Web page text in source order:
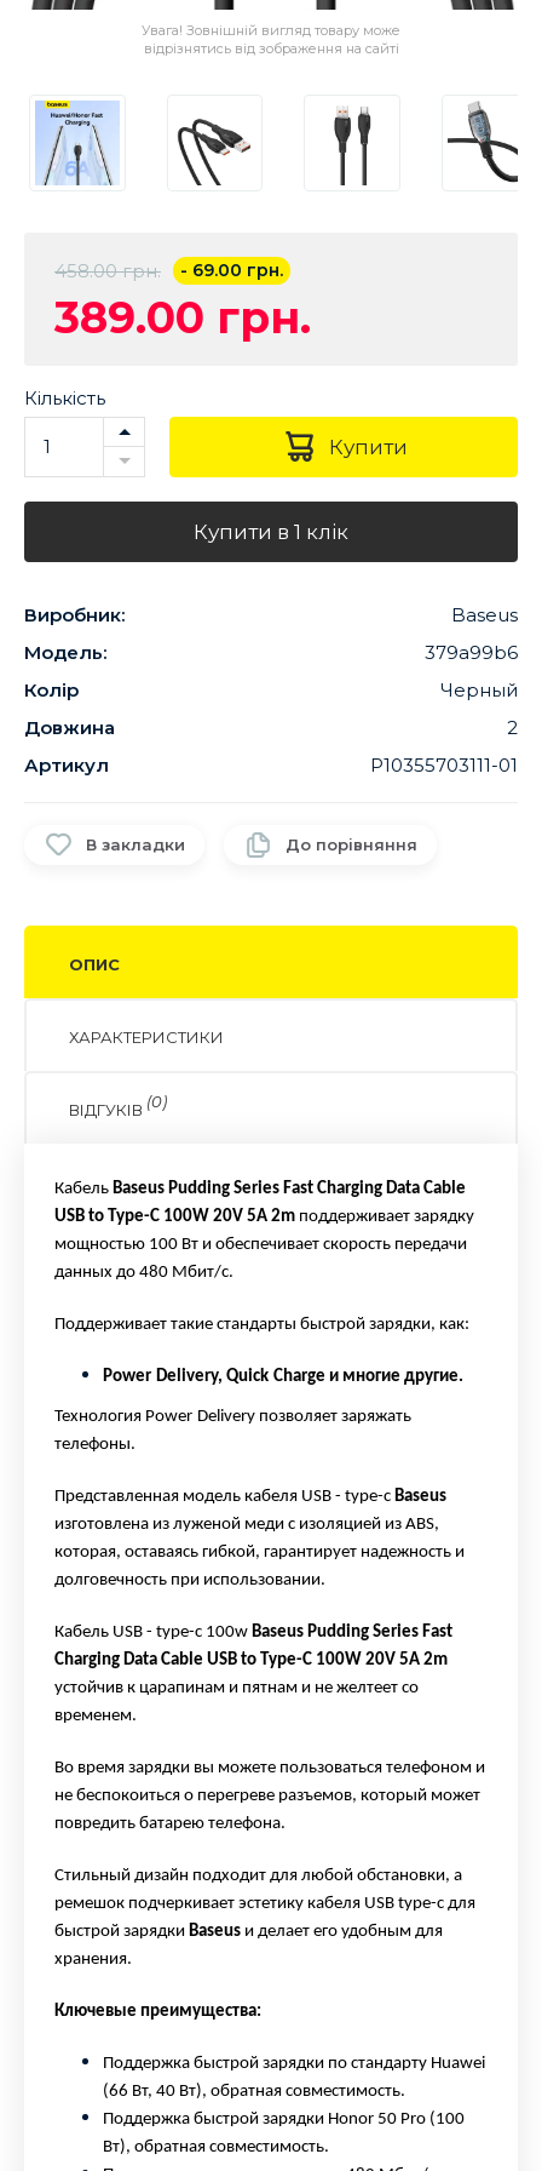
Увага! Зовнішній вигляд товару може
відрізнятись від зображення на сайті
458.00 грн. - 69.00 грн.
389.00 грн.
Кількість
Купити
Купити в 1 клiк
Виробник:
Baseus
Модель:
379a99b6
Колір
Черный
Довжина
2
Артикул
P10355703111-01
В закладки До порівняння
ОПИС
ХАРАКТЕРИСТИКИ
ВІДГУКІВ (0)
Кабель Baseus Pudding Series Fast Charging Data Cable
USB to Type-C 100W 20V 5A 2m поддерживает зарядку
мощностью 100 Вт и обеспечивает скорость передачи
данных до 480 Мбит/с.
Поддерживает такие стандарты быстрой зарядки, как:
Power Delivery, Quick Charge и многие другие.
Технология Power Delivery позволяет заряжать
телефоны.
Представленная модель кабеля USB - type-c Baseus
изготовлена из луженой меди с изоляцией из ABS,
которая, оставаясь гибкой, гарантирует надежность и
долговечность при использовании.
Кабель USB - type-c 100w Baseus Pudding Series Fast
Charging Data Cable USB to Type-C 100W 20V 5A 2m
устойчив к царапинам и пятнам и не желтеет со
временем.
Во время зарядки вы можете пользоваться телефоном и
не беспокоиться о перегреве разъемов, который может
повредить батарею телефона.
Стильный дизайн подходит для любой обстановки, а
ремешок подчеркивает эстетику кабеля USB type-c для
быстрой зарядки Baseus и делает его удобным для
хранения.
Ключевые преимущества:
Поддержка быстрой зарядки по стандарту Huawei
(66 Вт, 40 Вт), обратная совместимость.
Поддержка быстрой зарядки Honor 50 Pro (100
Вт), обратная совместимость.